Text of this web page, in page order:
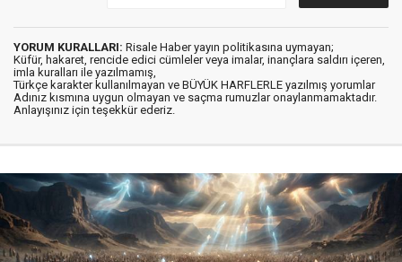
YORUM KURALLARI: Risale Haber yayın politikasına uymayan;
Küfür, hakaret, rencide edici cümleler veya imalar, inançlara saldırı içeren,
imla kuralları ile yazılmamış,
Türkçe karakter kullanılmayan ve BÜYÜK HARFLERLE yazılmış yorumlar
Adınız kısmına uygun olmayan ve saçma rumuzlar onaylanmamaktadır.
Anlayışınız için teşekkür ederiz.